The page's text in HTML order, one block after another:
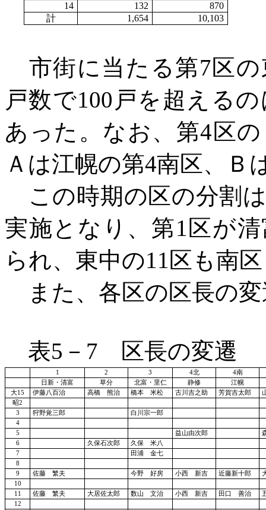
14
132
870
計
1,654 10,103
市街に当たる第7区
戸数で100戸を超える
あった。なお、第4区
Ａは江幌の第4南区、Ｂ
この時期の区の分割
実施となり、第1区が
られ、東中の11区も南
また、各区の区長の変
表5－7 区長の変遷
1 2 3 4北
4南
日新・清富
草分 北富・里仁 静修
江幌
大15 伊藤八百治 高橋 熊治 橋本 米松 古川吉之助 芳賀吉太郎
昭2
3
狩野覚三郎
白川宗一郎
4
5
益山由次郎
6
久保石次郎
久保 米八
7
田浦 金七
8
9
佐藤 繁夫 今野 好房 小西 新吉 近藤新十郎
10
11
佐藤 繁夫 大居佐太郎 数山 文治 小西 新吉 田口 善治
12